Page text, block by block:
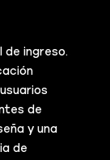
ingreso.
de
y una
de